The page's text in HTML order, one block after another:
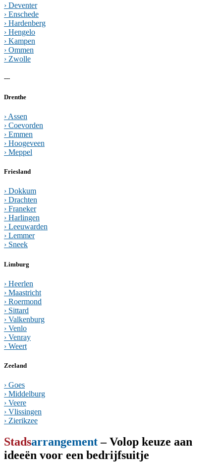
› Deventer
› Enschede
› Hardenberg
› Hengelo
› Kampen
› Ommen
› Zwolle
---
Drenthe
› Assen
› Coevorden
› Emmen
› Hoogeveen
› Meppel
Friesland
› Dokkum
› Drachten
› Franeker
› Harlingen
› Leeuwarden
› Lemmer
› Sneek
Limburg
› Heerlen
› Maastricht
› Roermond
› Sittard
› Valkenburg
› Venlo
› Venray
› Weert
Zeeland
› Goes
› Middelburg
› Veere
› Vlissingen
› Zierikzee
Stadsarrangement– Volop keuze aan
ideeën voor een bedrijfsuitje